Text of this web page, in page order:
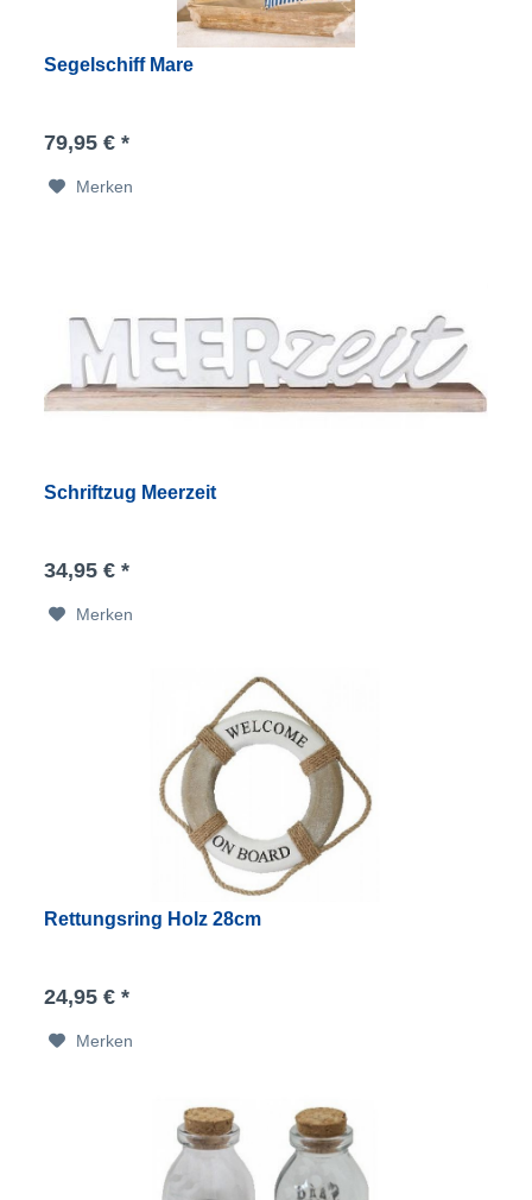
Segelschiff Mare
79,95 € *
Merken
Schriftzug Meerzeit
34,95 € *
Merken
Rettungsring Holz 28cm
24,95 € *
Merken